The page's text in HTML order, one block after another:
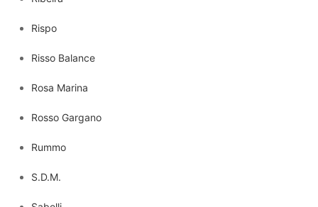
Rispo
Risso Balance
Rosa Marina
Rosso Gargano
Rummo
S.D.M.